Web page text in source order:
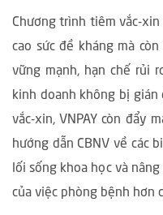
Chương trình tiêm vắc-
cao sức đề kháng mà
vững mạnh, hạn chế rủi
kinh doanh không bị gián
vắc-xin, VNPAY còn đẩy
hướng dẫn CBNV về các
lối sống khoa học và
của việc phòng bệnh hơn